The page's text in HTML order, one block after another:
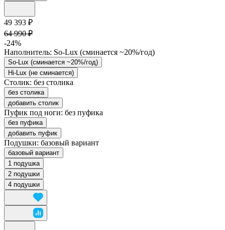
49 393 ₽
64 990 ₽
-24%
Наполнитель: So-Lux (cминается ~20%/год)
So-Lux (cминается ~20%/год)
Hi-Lux (не сминается)
Столик: без столика
без столика
добавить столик
Пуфик под ноги: без пуфика
без пуфика
добавить пуфик
Подушки: базовый вариант
базовый вариант
1 подушка
2 подушки
4 подушки